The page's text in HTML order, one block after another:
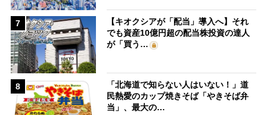
7
【キオクシアが「配当」導入へ】それ
でも資産10億円超の配当株投資の達人
が「買う…
8
「北海道で知らない人はいない！」道
民熱愛のカップ焼きそば「やきそば弁
当」、最大の…